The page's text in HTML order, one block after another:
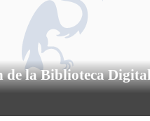
de la Biblioteca